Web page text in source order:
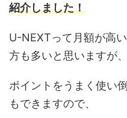
紹介しました！
U-NEXTって月額が高
方も多いと思いますが、
ポイントをうまく使い
もできますので、